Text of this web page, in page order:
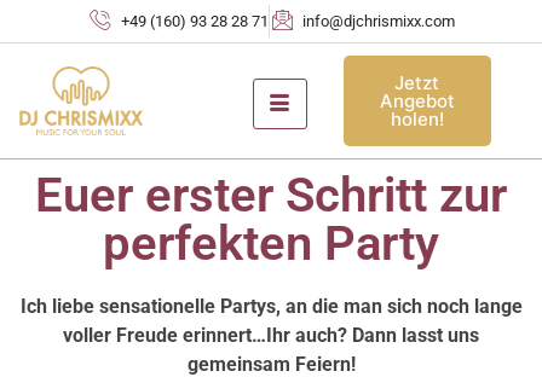
+49 (160) 93 28 28 71 info@djchrismixx.com
Jetzt
Angebot
holen!
Euer erster Schritt zur
perfekten Party
Ich liebe sensationelle Partys, an die man sich noch lange
voller Freude erinnert…Ihr auch? Dann lasst uns
gemeinsam Feiern!